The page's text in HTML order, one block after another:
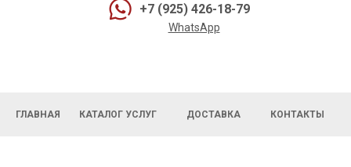
+7 (925) 426-18-79
WhatsApp
ГЛАВНАЯ КАТАЛОГ УСЛУГ ДОСТАВКА КОНТАКТЫ